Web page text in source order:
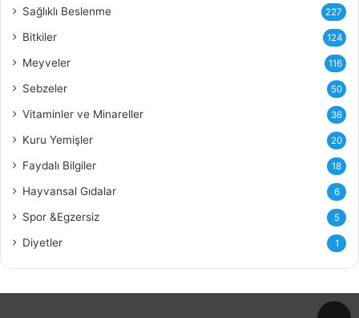
Sağlıklı Beslenme 227
Bitkiler 124
Meyveler 116
Sebzeler 50
Vitaminler ve Minareller 36
Kuru Yemişler 20
Faydalı Bilgiler 18
Hayvansal Gıdalar 6
Spor &Egzersiz 5
Diyetler 1